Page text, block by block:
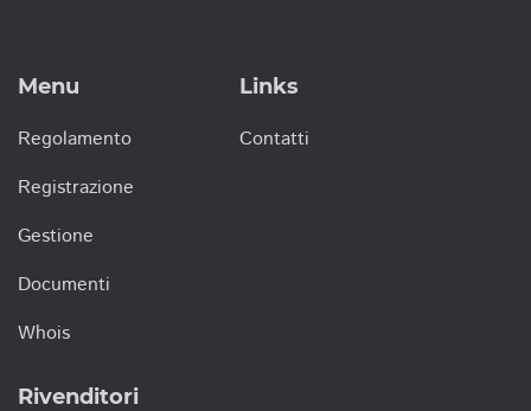
Menu
Regolamento
Registrazione
Gestione
Documenti
Whois
Links
Contatti
Rivenditori